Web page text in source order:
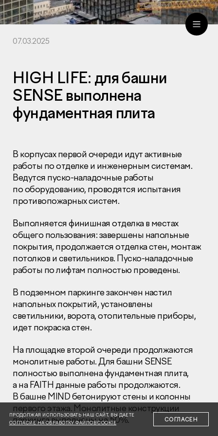
Правовая информация
Сообщить о коррупции
Глaвный oфиc
+7 (495) 502 95 59
Отдел продаж
+7 (495) 641-35-35
Заказать звонок
© 2001-2026 Компания «Пионер»
07.03.2025
HIGH LIFE: для башни
SENSE выполнена
фундаментная плита
В корпусах первой очереди идут активные
работы по отделке и инженерным системам.
Ведутся пуско-наладочные работы
по оборудованию, проводятся испытания
противопожарных систем.
Выполняется финишная отделка в местах
общего пользования: завершены напольные
покрытия, продолжается отделка стен, монтаж
потолков и светильников. Пуско-наладочные
работы по лифтам полностью проведены.
В подземном паркинге закончен настил
напольных покрытий, установлены
светильники, ворота, отопительные приборы,
идет покраска стен.
На площадке второй очереди продолжаются
монолитные работы. Для башни SENSE
полностью выполнена фундаментная плита,
а на FAITH данные работы продолжаются.
В башне MIND бетонируют стены и колонны
первого этажа. Монолитные конструкции
паркинга выполнены на 50%.
ПРОДОЛЖАЯ ИСПОЛЬЗОВАТЬ НАШ САЙТ, ВЫ ДАЕТЕ
СОГЛАСИЕ НА ОБРАБОТКУ ФАЙЛОВ COOKIE
СОГЛАСЕН